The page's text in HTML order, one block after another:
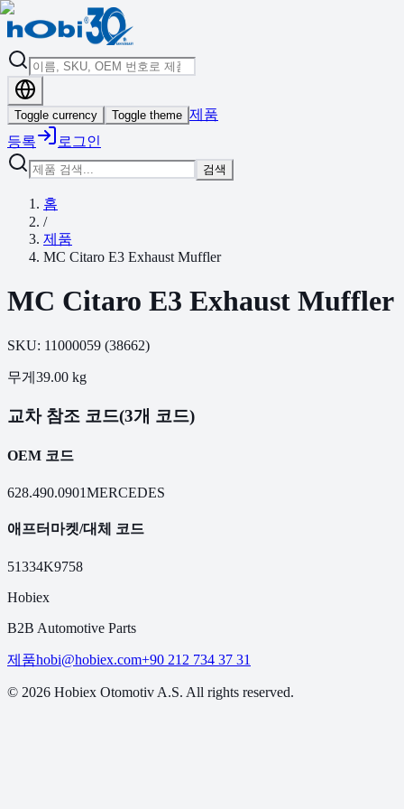
Toggle currency Toggle theme 제품
등록
로그인
검색
홈
/
제품
MC Citaro E3 Exhaust Muffler
MC Citaro E3 Exhaust Muffler
SKU: 11000059 (38662)
무게 39.00 kg
교차 참조 코드(3개 코드)
OEM 코드
628.490.0901MERCEDES
애프터마켓/대체 코드
51334K9758
Hobiex
B2B Automotive Parts
제품hobi@hobiex.com+90 212 734 37 31
© 2026 Hobiex Otomotiv A.S. All rights reserved.